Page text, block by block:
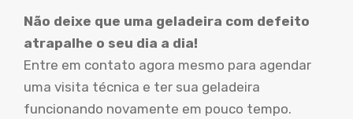
Não deixe que uma geladeira com defeito
atrapalhe o seu dia a dia!
Entre em contato agora mesmo para agendar
uma visita técnica e ter sua geladeira
funcionando novamente em pouco tempo.